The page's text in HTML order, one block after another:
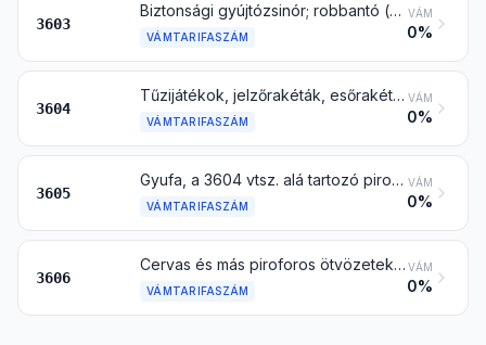
3603
Biztonsági gyújtózsinór; robbantó (gyújtó) zsinór; robbantógyutacs vagy robbantókapszulák; gyújtószerkezetek; elektromos detonátorok
VÁMTARIFASZÁM
VÁM
0%
3604
Tűzijátékok, jelzőrakéták, esőrakéták, ködjelzők és más pirotechnikai termékek
VÁMTARIFASZÁM
VÁM
0%
3605
Gyufa, a 3604 vtsz. alá tartozó pirotechnikai cikkek kivételével
VÁMTARIFASZÁM
VÁM
0%
3606
Cervas és más piroforos ötvözetek bármilyen formában; az árucsoporthoz tartozó Megjegyzések 2. pontjában meghatározott gyúlékony anyagokból készült áruk
VÁMTARIFASZÁM
VÁM
0%